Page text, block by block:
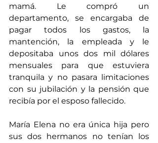
mamá. Le compró un
departamento, se encargaba de
pagar todos los gastos, la
mantención, la empleada y le
depositaba unos dos mil dólares
mensuales para que estuviera
tranquila y no pasara limitaciones
con su jubilación y la pensión que
recibía por el esposo fallecido.
María Elena no era única hija pero
sus dos hermanos no tenían los